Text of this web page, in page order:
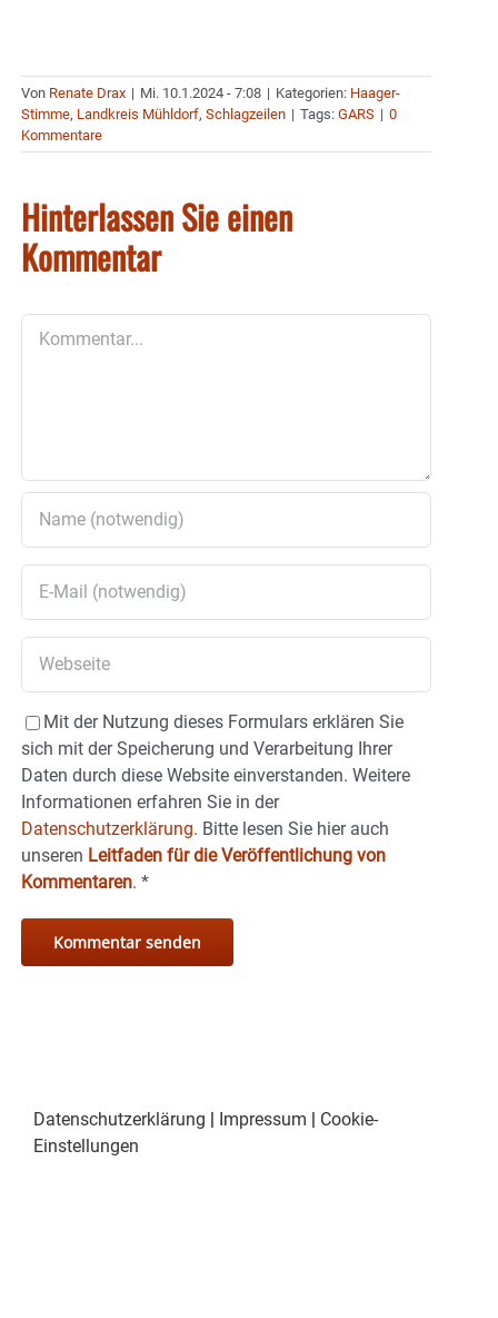
Von Renate Drax | Mi. 10.1.2024 - 7:08 | Kategorien: Haager-
Stimme, Landkreis Mühldorf, Schlagzeilen | Tags: GARS | 0
Kommentare
Hinterlassen Sie einen
Kommentar
Mit der Nutzung dieses Formulars erklären Sie
sich mit der Speicherung und Verarbeitung Ihrer
Daten durch diese Website einverstanden. Weitere
Informationen erfahren Sie in der
Datenschutzerklärung. Bitte lesen Sie hier auch
unseren Leitfaden für die Veröffentlichung von
Kommentaren. *
Datenschutzerklärung | Impressum | Cookie-
Einstellungen